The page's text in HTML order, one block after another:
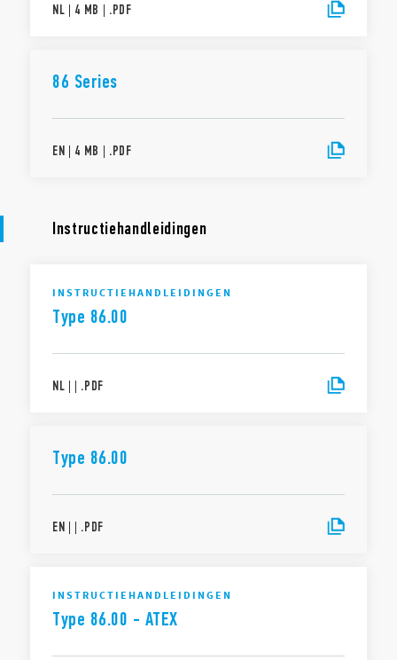
NL | 4 MB | .PDF
86 Series
EN | 4 MB | .PDF
Instructiehandleidingen
INSTRUCTIEHANDLEIDINGEN
Type 86.00
NL | | .PDF
Type 86.00
EN | | .PDF
INSTRUCTIEHANDLEIDINGEN
Type 86.00 - ATEX